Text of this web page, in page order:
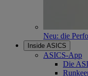
Neu: die
Inside ASICS
ASICS-App
Die